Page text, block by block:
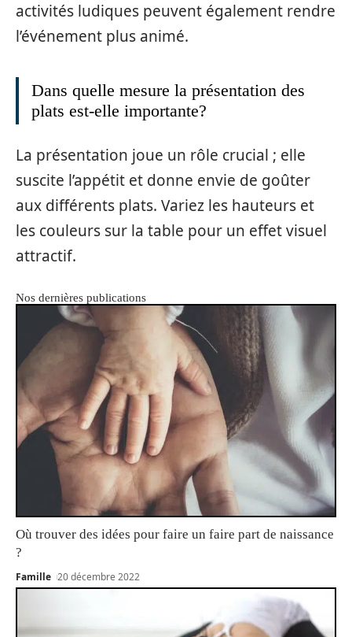
activités ludiques peuvent également rendre
l’événement plus animé.
Dans quelle mesure la présentation des
plats est-elle importante?
La présentation joue un rôle crucial ; elle
suscite l’appétit et donne envie de goûter
aux différents plats. Variez les hauteurs et
les couleurs sur la table pour un effet visuel
attractif.
Nos dernières publications
Où trouver des idées pour faire un faire part de naissance
?
Famille 20 décembre 2022